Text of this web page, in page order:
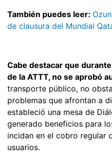
También puedes leer:
de clausura del Mundial
Cabe destacar que
de la ATTT, no se aprobó
transporte público, no
problemas que afrontan a
estableció una mesa de
generado beneficios para
incidan en el cobro regular
usuarios.